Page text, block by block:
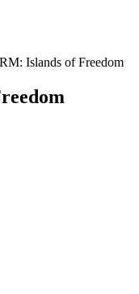
Islands of Freedom